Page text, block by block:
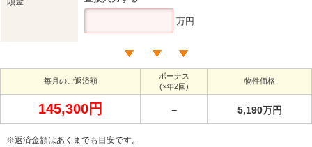
万円
毎月のご返済額
ボーナス
(×年2回)
物件価格
145,300円 － 5,190万円
※返済金額はあくまでも目安です。